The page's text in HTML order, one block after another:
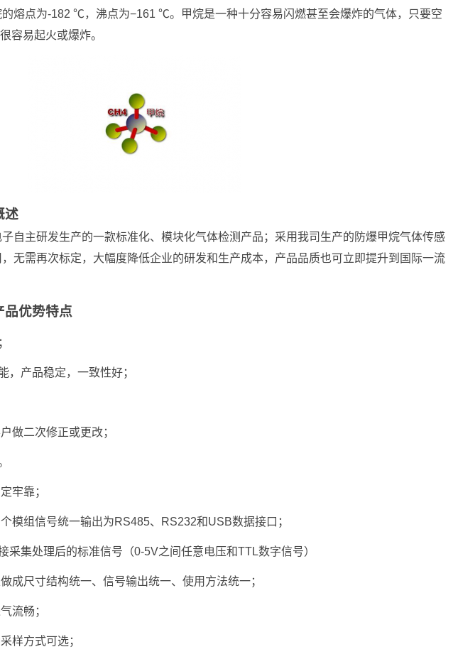
熔点为-182 ℃，沸点为−161 ℃。甲烷是一种十分容易闪燃甚至会爆炸的气体，只要空
容易起火或爆炸。
述
自主研发生产的一款标准化、模块化气体检测产品；采用我司生产的防爆甲烷气体传感
无需再次标定，大幅度降低企业的研发和生产成本，产品品质也可立即提升到国际一流
品优势特点
，产品稳定，一致性好；
做二次修正或更改；
牢靠；
模组信号统一输出为RS485、RS232和USB数据接口；
采集处理后的标准信号（0-5V之间任意电压和TTL数字信号）
成尺寸结构统一、信号输出统一、使用方法统一；
流畅；
样方式可选；